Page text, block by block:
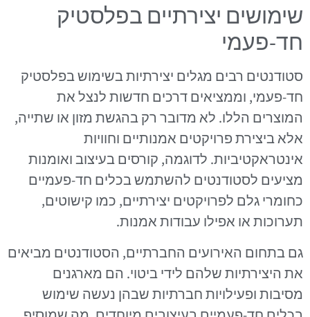
שימושים יצירתיים בפלסטיק
חד-פעמי
סטודנטים רבים מגלים יצירתיות בשימוש בפלסטיק
חד-פעמי, וממציאים דרכים חדשות לנצל את
המוצרים הללו. לא מדובר רק בהגשת מזון או שתייה,
אלא ביצירת פרויקטים אמנותיים וחוויות
אינטראקטיביות. לדוגמה, קורסים בעיצוב ואומנות
מציעים לסטודנטים להשתמש בכלים חד-פעמיים
כחומרי גלם לפרויקטים יצירתיים, כמו קישוטים,
תערוכות או אפילו עבודות אמנות.
גם בתחום האירועים החברתיים, הסטודנטים מביאים
את היצירתיות שלהם לידי ביטוי. הם מארגנים
מסיבות ופעילויות חברתיות שבהן נעשה שימוש